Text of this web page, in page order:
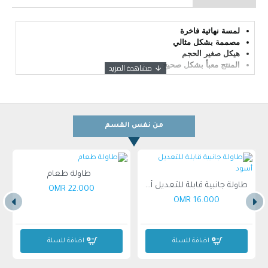
لمسة نهائية فاخرة
مصممة بشكل مثالي
هيكل صغير الحجم
المنتج معبأ بشكل صحيح
من نفس القسم
طاولة جانبية قابلة للتعديل أسود
16.000 OMR
اضافة للسلة
طاولة طعام
22.000 OMR
اضافة للسلة